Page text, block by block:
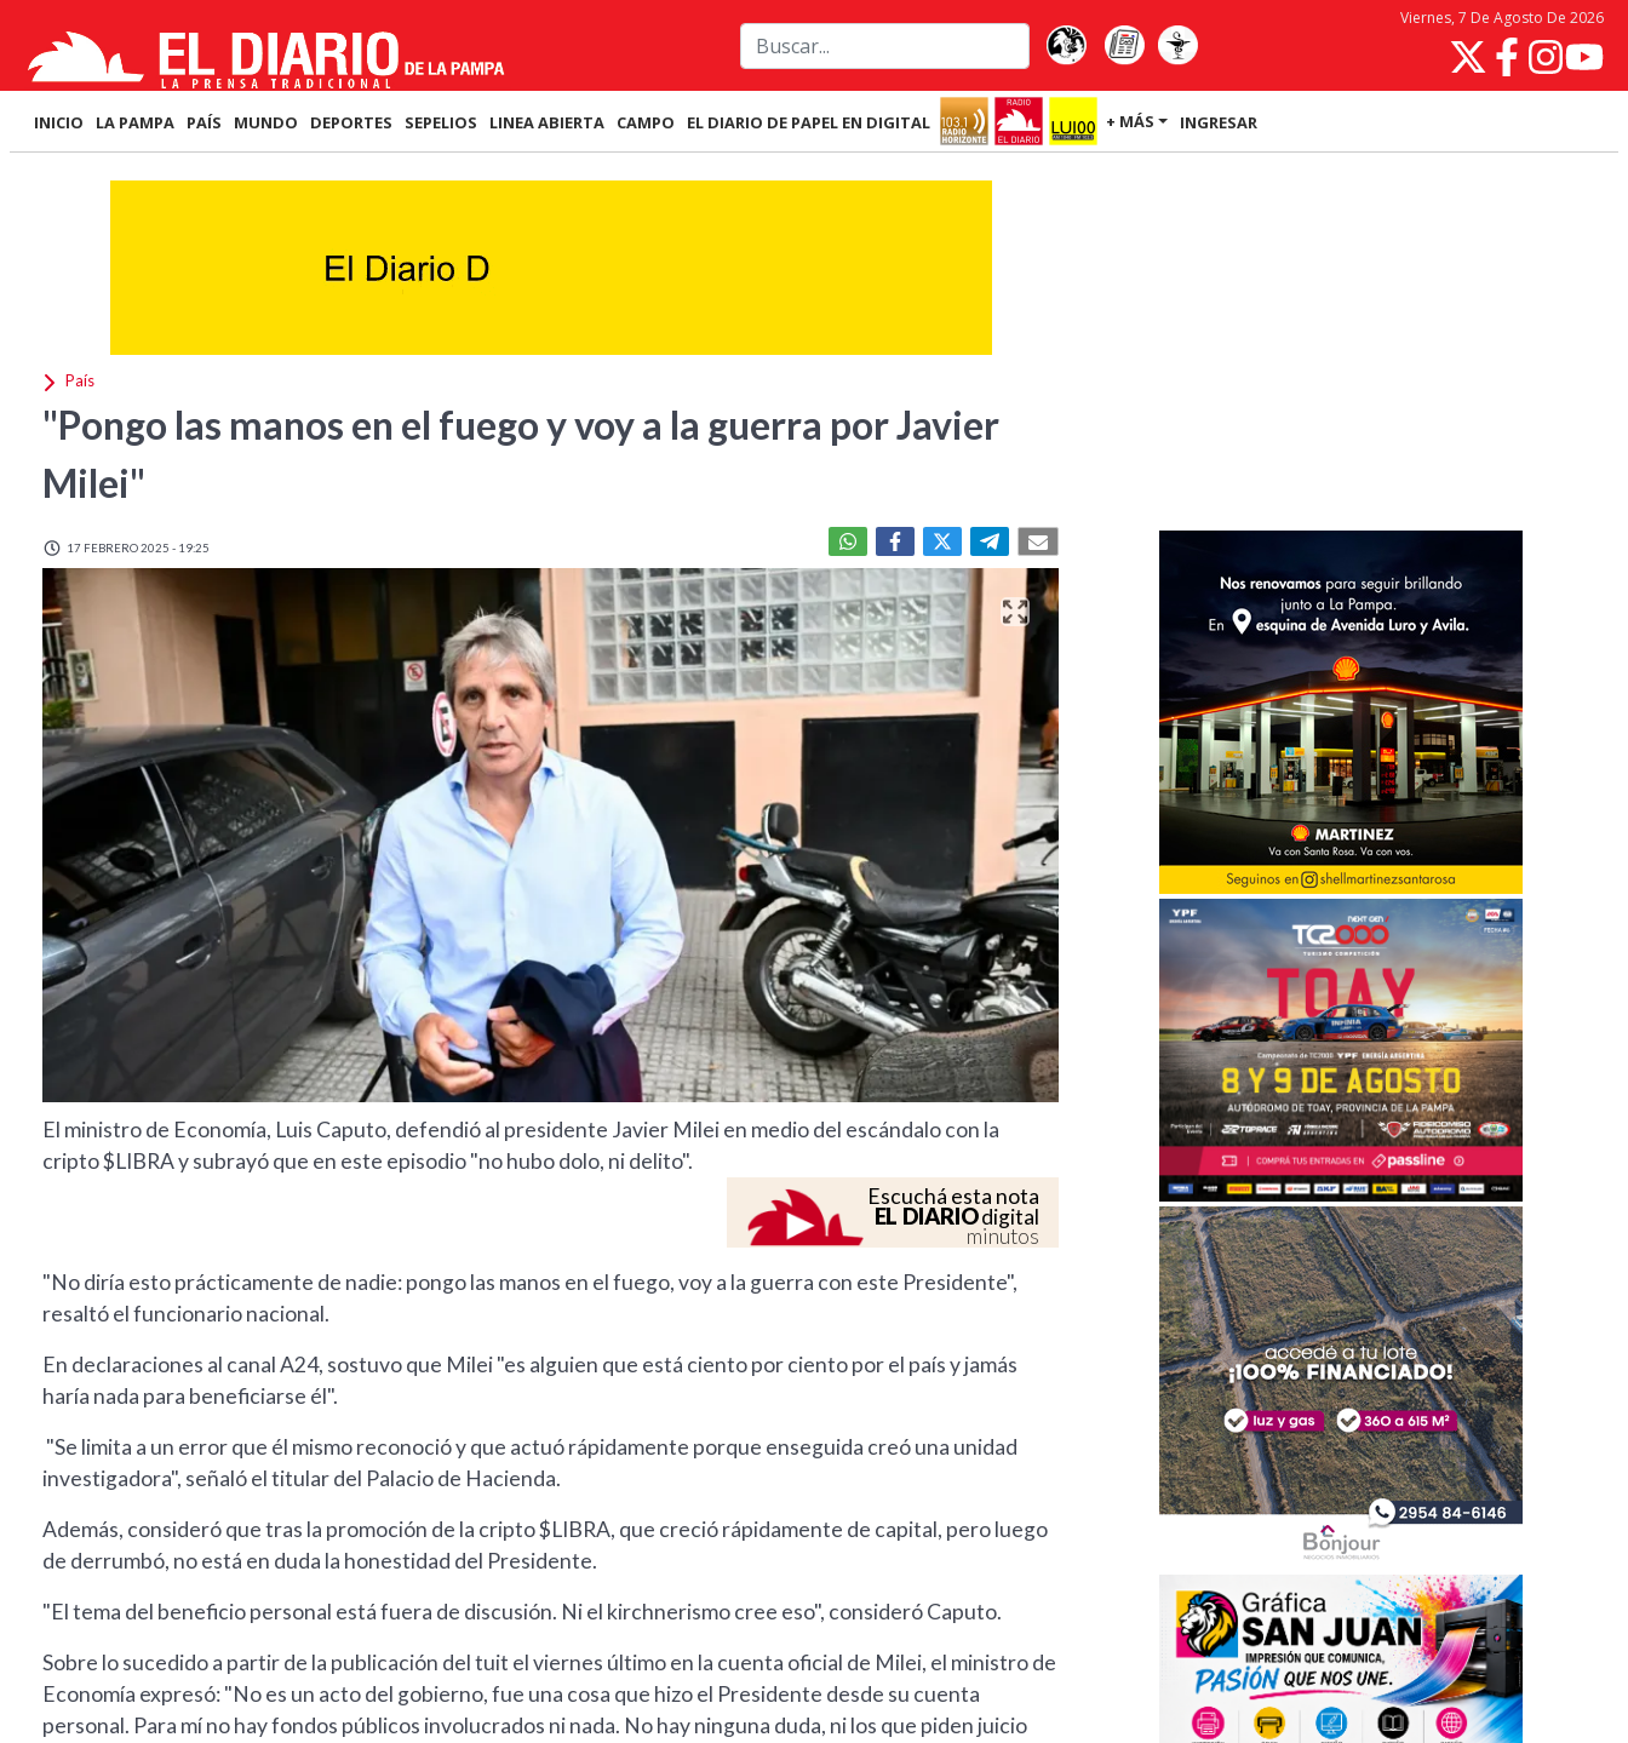
Viernes, 7 De Agosto De 2026
INICIO LA PAMPA PAÍS MUNDO DEPORTES SEPELIOS LINEA ABIERTA CAMPO EL DIARIO DE PAPEL EN DIGITAL + MÁS INGRESAR
País
"Pongo las manos en el fuego y voy a la guerra por Javier
Milei"
17 FEBRERO 2025 - 19:25
El ministro de Economía, Luis Caputo, defendió al presidente Javier Milei en medio del escándalo con la
cripto $LIBRA y subrayó que en este episodio "no hubo dolo, ni delito".
Escuchá esta nota
EL DIARIOdigital
minutos
"No diría esto prácticamente de nadie: pongo las manos en el fuego, voy a la guerra con este Presidente",
resaltó el funcionario nacional.
En declaraciones al canal A24, sostuvo que Milei "es alguien que está ciento por ciento por el país y jamás
haría nada para beneficiarse él".
"Se limita a un error que él mismo reconoció y que actuó rápidamente porque enseguida creó una unidad
investigadora", señaló el titular del Palacio de Hacienda.
Además, consideró que tras la promoción de la cripto $LIBRA, que creció rápidamente de capital, pero luego
de derrumbó, no está en duda la honestidad del Presidente.
"El tema del beneficio personal está fuera de discusión. Ni el kirchnerismo cree eso", consideró Caputo.
Sobre lo sucedido a partir de la publicación del tuit el viernes último en la cuenta oficial de Milei, el ministro de
Economía expresó: "No es un acto del gobierno, fue una cosa que hizo el Presidente desde su cuenta
personal. Para mí no hay fondos públicos involucrados ni nada. No hay ninguna duda, ni los que piden juicio